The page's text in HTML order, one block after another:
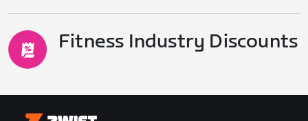
Fitness Industry Discounts